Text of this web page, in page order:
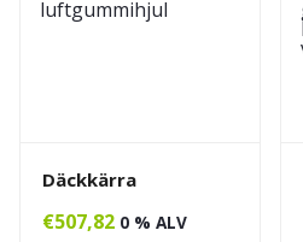
Däckkärra
€507,82 0 % ALV